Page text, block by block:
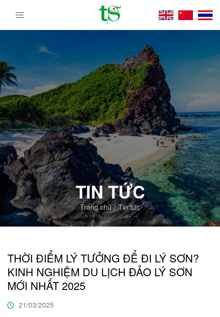
Tour
Việt
Nam
Từ
Bắc
Vào
Nam
|
Trường
Sa
Tourist
DMC
TIN TỨC
Trang chủ Tin tức
THỜI ĐIỂM LÝ TƯỞNG ĐỂ ĐI LÝ SƠN?
KINH NGHIỆM DU LỊCH ĐẢO LÝ SƠN
MỚI NHẤT 2025
21/03/2025